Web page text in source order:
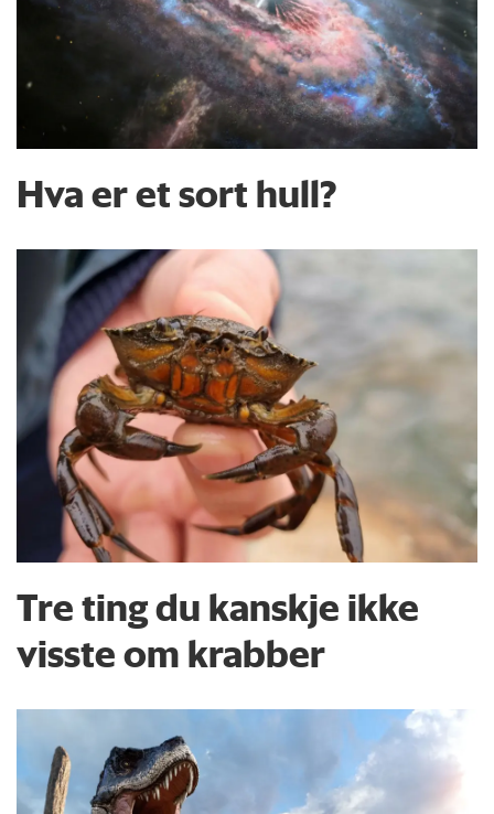
Hva er et sort hull?
Tre ting du kanskje ikke
visste om krabber